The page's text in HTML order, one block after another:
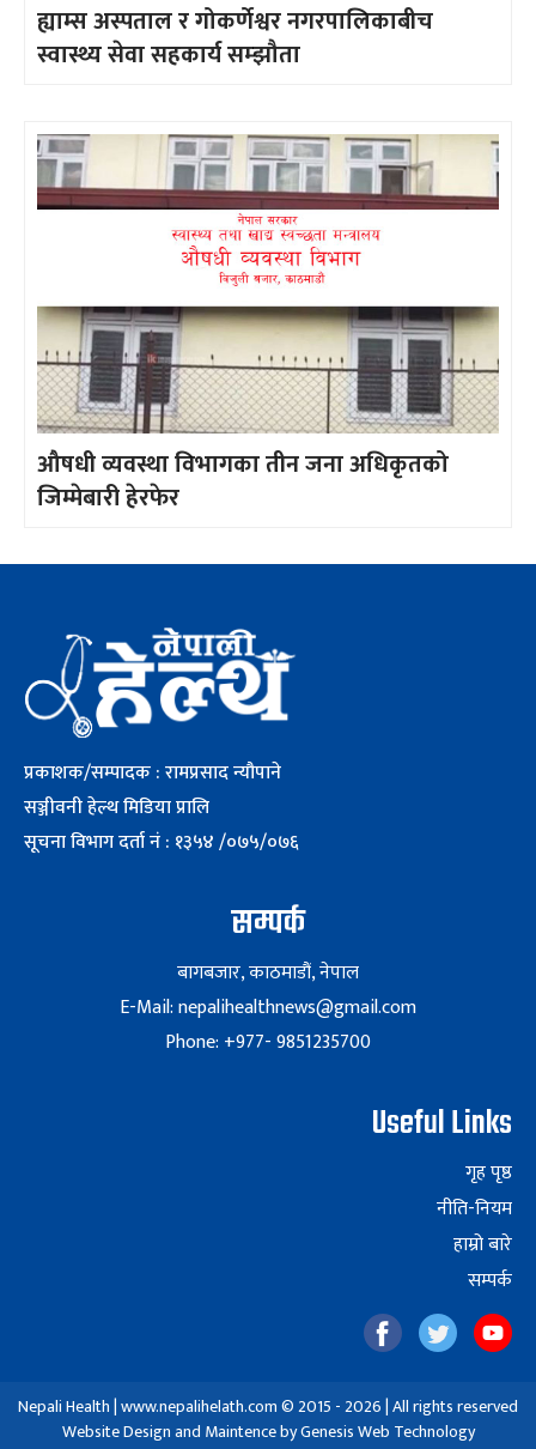
ह्याम्स अस्पताल र गोकर्णेश्वर नगरपालिकाबीच
स्वास्थ्य सेवा सहकार्य सम्झौता
औषधी व्यवस्था विभागका तीन जना अधिकृतको
जिम्मेबारी हेरफेर
प्रकाशक/सम्पादक : रामप्रसाद न्यौपाने
सञ्जीवनी हेल्थ मिडिया प्रालि
सूचना विभाग दर्ता नं : १३५४ /०७५/०७६
सम्पर्क
बागबजार, काठमाडौं, नेपाल
E-Mail: nepalihealthnews@gmail.com
Phone: +977- 9851235700
Useful Links
गृह पृष्ठ
नीति-नियम
हाम्रो बारे
सम्पर्क
Nepali Health | www.nepalihelath.com © 2015 - 2026 | All rights reserved
Website Design and Maintence byGenesis Web Technology